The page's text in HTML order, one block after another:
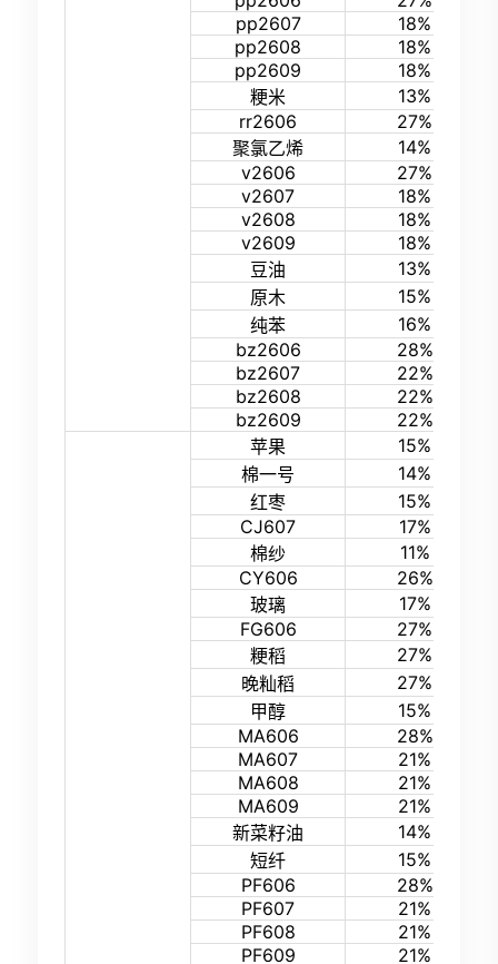
pp2607
18%
pp2608
18%
pp2609
18%
粳米
13%
rr2606
27%
聚氯乙烯
14%
v2606
27%
v2607
18%
v2608
18%
v2609
18%
豆油
13%
原木
15%
纯苯
16%
bz2606
28%
bz2607
22%
bz2608
22%
bz2609
22%
苹果
15%
棉一号
14%
红枣
15%
CJ607
17%
棉纱
11%
CY606
26%
玻璃
17%
FG606
27%
粳稻
27%
晚籼稻
27%
甲醇
15%
MA606
28%
MA607
21%
MA608
21%
MA609
21%
新菜籽油
14%
短纤
15%
PF606
28%
PF607
21%
PF608
21%
PF609
21%